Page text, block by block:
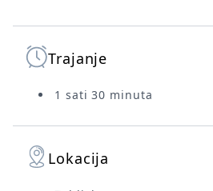
Trajanje
1 sati 30 minuta
Lokacija